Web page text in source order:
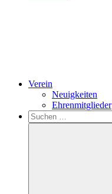
Verein
Neuigkeiten
Ehrenmitglieder
Search
Suchen
nach: